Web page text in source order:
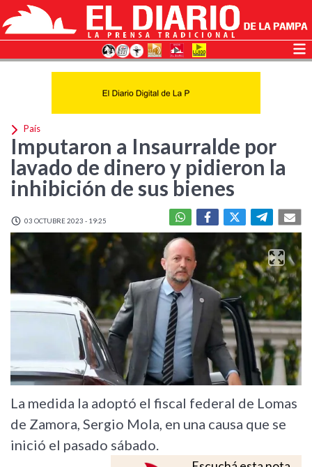
País
Imputaron a Insaurralde por
lavado de dinero y pidieron la
inhibición de sus bienes
03 OCTUBRE 2023 - 19:25
La medida la adoptó el fiscal federal de Lomas
de Zamora, Sergio Mola, en una causa que se
inició el pasado sábado.